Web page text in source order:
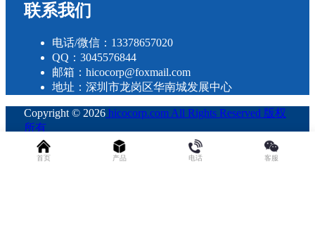
联系我们
电话/微信：13378657020
QQ：3045576844
邮箱：hicocorp@foxmail.com
地址：深圳市龙岗区华南城发展中心
Copyright © 2026hicocorp.com All Rights Reserved 版权
所有
粤ICP备2023109800号
查询 28 次，耗时 0.2555 秒
首页 产品 电话 客服